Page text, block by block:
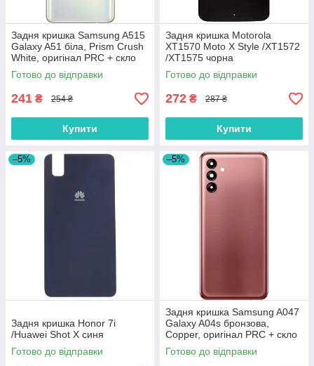
Задня кришка Samsung A515
Galaxy A51 біла, Prism Crush
White, оригінал PRC + скло
камери
Готово до відправки
241 ₴ 254 ₴
Купити
Задня кришка Motorola
XT1570 Moto X Style /XT1572
/XT1575 чорна
Готово до відправки
272 ₴ 287 ₴
Купити
–5%
Задня кришка Honor 7i
/Huawei Shot X синя
Готово до відправки
–5%
Задня кришка Samsung A047
Galaxy A04s бронзова,
Copper, оригінал PRC + скло
камери
Готово до відправки